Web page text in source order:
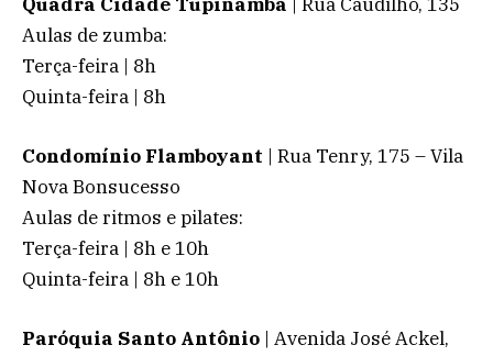
Aulas de zumba:
Terça-feira | 8h
Quinta-feira | 8h
Condomínio Flamboyant | Rua Tenry, 175 – Vila
Nova Bonsucesso
Aulas de ritmos e pilates:
Terça-feira | 8h e 10h
Quinta-feira | 8h e 10h
Paróquia Santo Antônio | Avenida José Ackel,